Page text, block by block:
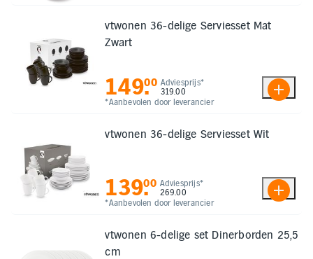
vtwonen 36-delige Serviesset Mat
Zwart
Adviesprijs*
319.00
*Aanbevolen door leverancier
149.
00
vtwonen 36-delige Serviesset Wit
Adviesprijs*
269.00
*Aanbevolen door leverancier
139.
00
vtwonen 6-delige set Dinerborden 25,5
cm